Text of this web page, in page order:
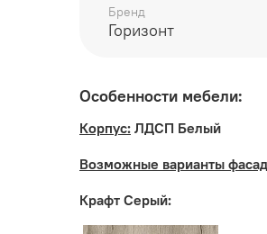
Дополнительно
входит
Производитель:
Мебельная фабрика
Бренд
Горизонт
Особенности мебели:
Корпус: ЛДСП Белый
Возможные варианты
Крафт Серый: